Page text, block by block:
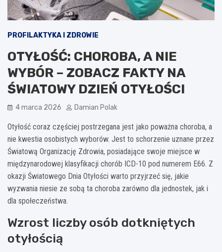
PROFILAKTYKA I ZDROWIE
OTYŁOŚĆ: CHOROBA, A NIE
WYBÓR – ZOBACZ FAKTY NA
ŚWIATOWY DZIEŃ OTYŁOŚCI
4 marca 2026 Damian Polak
Otyłość coraz częściej postrzegana jest jako poważna choroba, a
nie kwestia osobistych wyborów. Jest to schorzenie uznane przez
Światową Organizację Zdrowia, posiadające swoje miejsce w
międzynarodowej klasyfikacji chorób ICD-10 pod numerem E66. Z
okazji Światowego Dnia Otyłości warto przyjrzeć się, jakie
wyzwania niesie ze sobą ta choroba zarówno dla jednostek, jak i
dla społeczeństwa.
Wzrost liczby osób dotkniętych
otyłością